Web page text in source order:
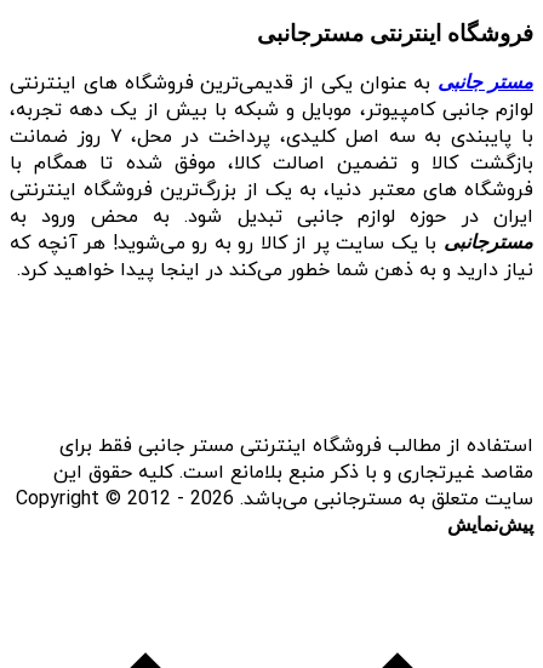
فروشگاه اینترنتی مسترجانبی
مستر جانبی به عنوان یکی از قدیمی‌ترین فروشگاه های اینترنتی
لوازم جانبی کامپیوتر، موبایل و شبکه با بیش از یک دهه تجربه،
با پایبندی به سه اصل کلیدی، پرداخت در محل، ۷ روز ضمانت
بازگشت کالا و تضمین اصالت کالا، موفق شده تا همگام با
فروشگاه‌ های معتبر دنیا، به یک از بزرگ‌ترین فروشگاه اینترنتی
ایران در حوزه لوازم جانبی تبدیل شود. به محض ورود به
مسترجانبی با یک سایت پر از کالا رو به رو می‌شوید! هر آنچه که
نیاز دارید و به ذهن شما خطور می‌کند در اینجا پیدا خواهید کرد.
استفاده از مطالب فروشگاه اینترنتی مستر جانبی فقط برای
مقاصد غیرتجاری و با ذکر منبع بلامانع است. کلیه حقوق این
سایت متعلق به مسترجانبی می‌باشد. Copyright © 2012 - 2026
پیش‌نمایش